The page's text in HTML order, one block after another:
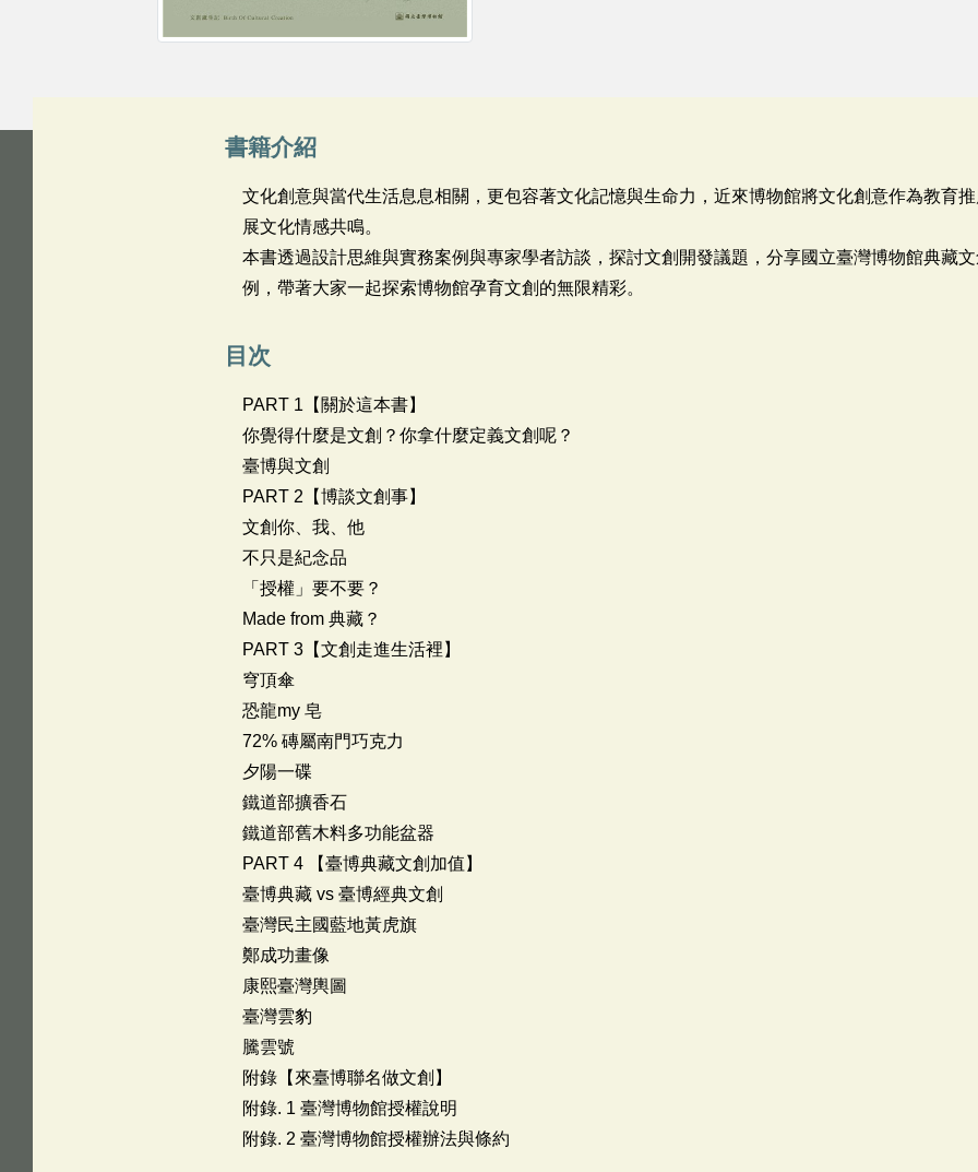
書籍介紹
文化創意與當代生活息息相關，更包容著文化記憶與生命力，近來博物館將文化創意作為教育
展文化情感共鳴。
本書透過設計思維與實務案例與專家學者訪談，探討文創開發議題，分享國立臺灣博物館典藏
例，帶著大家一起探索博物館孕育文創的無限精彩。
目次
PART 1【關於這本書】
你覺得什麼是文創？你拿什麼定義文創呢？
臺博與文創
PART 2【博談文創事】
文創你、我、他
不只是紀念品
「授權」要不要？
Made from 典藏？
PART 3【文創走進生活裡】
穹頂傘
恐龍my 皂
72% 磚屬南門巧克力
夕陽一碟
鐵道部擴香石
鐵道部舊木料多功能盆器
PART 4 【臺博典藏文創加值】
臺博典藏 vs 臺博經典文創
臺灣民主國藍地黃虎旗
鄭成功畫像
康熙臺灣輿圖
臺灣雲豹
騰雲號
附錄【來臺博聯名做文創】
附錄. 1 臺灣博物館授權說明
附錄. 2 臺灣博物館授權辦法與條約